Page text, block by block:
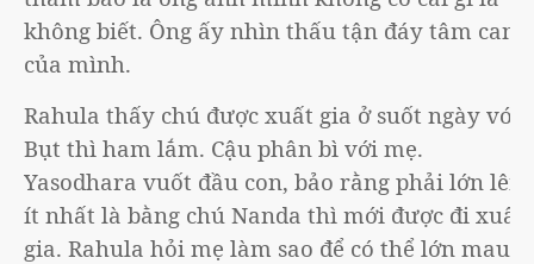
không biết. Ông ấy nhìn thấu tận đáy tâm can
của mình.
Rahula thấy chú được xuất gia ở suốt ngày với
Bụt thì ham lắm. Cậu phân bì với mẹ.
Yasodhara vuốt đầu con, bảo rằng phải lớn lên
ít nhất là bằng chú Nanda thì mới được đi xuất
gia. Rahula hỏi mẹ làm sao để có thể lớn mau,